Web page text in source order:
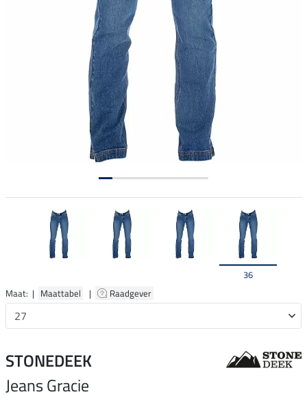
36
Maat: | Maattabel | Raadgever
STONEDEEK
Jeans Gracie